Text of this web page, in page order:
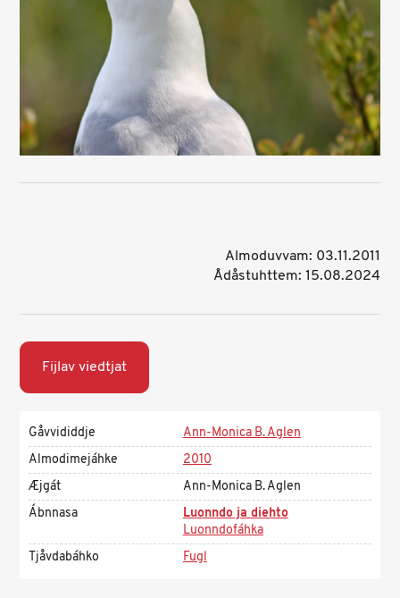
Almoduvvam: 03.11.2011
Ådåstuhttem: 15.08.2024
Fijlav viedtjat
Gåvvididdje
Ann-Monica B. Aglen
Almodimejáhke
2010
Æjgát
Ann-Monica B. Aglen
Ábnnasa
Luonndo ja diehto
Luonndofáhka
Tjåvdabáhko
Fugl